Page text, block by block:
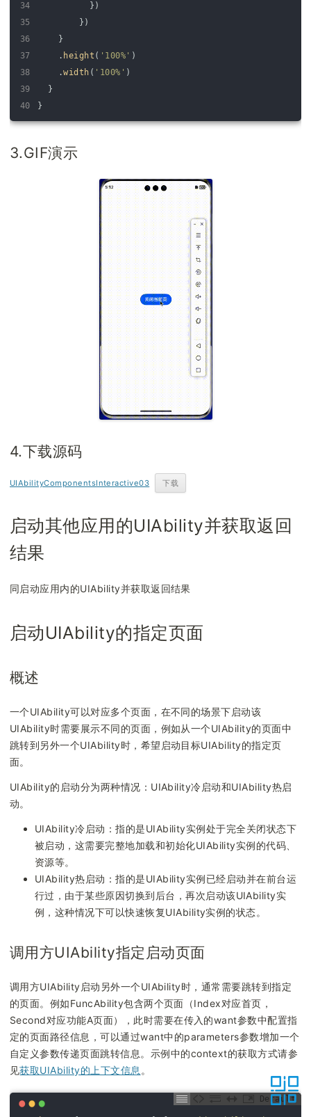
34
35
36
37
38
39
40
} )
} )
}
. height ( '100%' )
.width ( '100%' )
}
}
3.GIF演示
4.下载源码
UIAbilityComponentsInteractive03 下载
启动其他应用的UIAbility并获取返回
结果
同启动应用内的UIAbility并获取返回结果
启动UIAbility的指定页面
概述
一个UIAbility可以对应多个页面，在不同的场景下启动该
UIAbility时需要展示不同的页面，例如从一个UIAbility的页面中
跳转到另外一个UIAbility时，希望启动目标UIAbility的指定页
面。
UIAbility的启动分为两种情况：UIAbility冷启动和UIAbility热启
动。
UIAbility冷启动：指的是UIAbility实例处于完全关闭状态下
被启动，这需要完整地加载和初始化UIAbility实例的代码、
资源等。
UIAbility热启动：指的是UIAbility实例已经启动并在前台运
行过，由于某些原因切换到后台，再次启动该UIAbility实
例，这种情况下可以快速恢复UIAbility实例的状态。
调用方UIAbility指定启动页面
调用方UIAbility启动另外一个UIAbility时，通常需要跳转到指定
的页面。例如FuncAbility包含两个页面（Index对应首页，
Second对应功能A页面），此时需要在传入的want参数中配置指
定的页面路径信息，可以通过want中的parameters参数增加一个
自定义参数传递页面跳转信息。示例中的context的获取方式请参
见获取UIAbility的上下文信息 。
Default